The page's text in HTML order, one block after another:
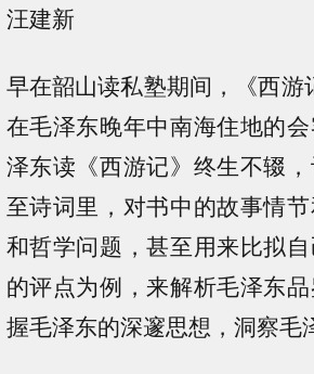
汪建新
早在韶山读私塾期间，《西游
在毛泽东晚年中南海住地的
泽东读《西游记》终生不辍
至诗词里，对书中的故事情
和哲学问题，甚至用来比拟
的评点为例，来解析毛泽东
握毛泽东的深邃思想，洞察毛